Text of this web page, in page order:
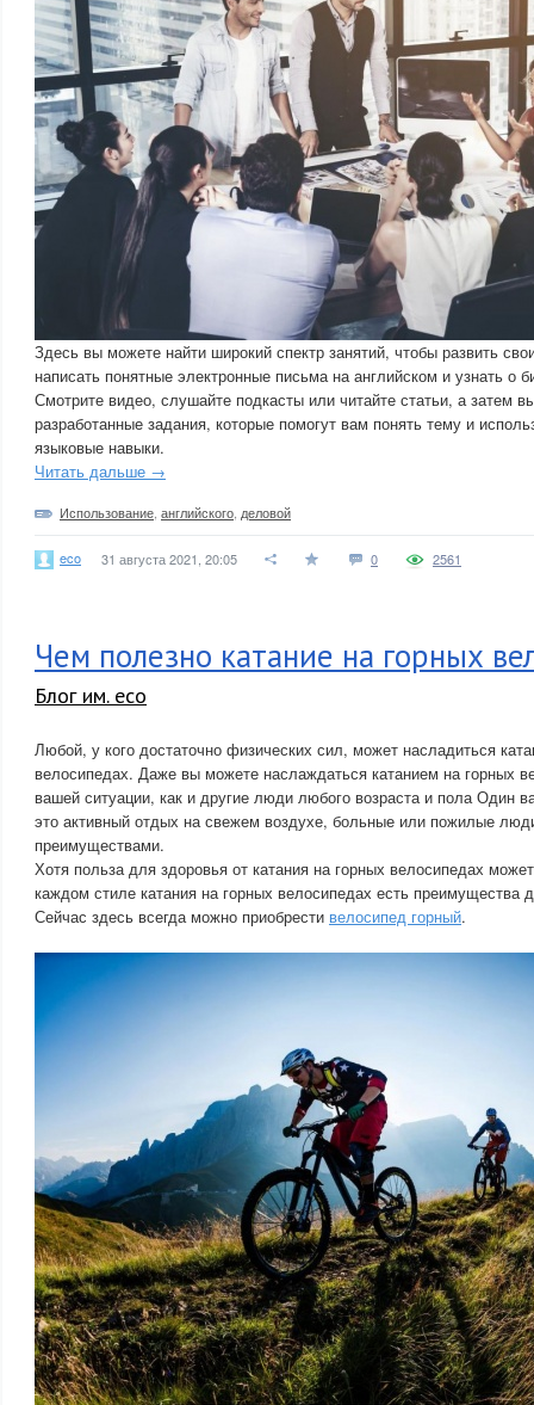
Здесь вы можете найти широкий спектр занятий, чтобы развить
написать понятные электронные письма на английском и узнать о
Смотрите видео, слушайте подкасты или читайте статьи, а затем
разработанные задания, которые помогут вам понять тему и
языковые навыки.
Читать дальше →
Использование английского деловой
eco 31 августа 2021, 20:05 0 2561
Чем полезно катание на горных
Блог им. eco
Любой, у кого достаточно физических сил, может насладиться
велосипедах. Даже вы можете наслаждаться катанием на горных
вашей ситуации, как и другие люди любого возраста и пола Один
это активный отдых на свежем воздухе, больные или пожилые
преимуществами.
Хотя польза для здоровья от катания на горных велосипедах
каждом стиле катания на горных велосипедах есть преимущества
Сейчас здесь всегда можно приобрести велосипед горный.